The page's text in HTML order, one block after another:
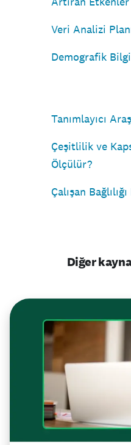
Veri Analizi
Demografik Bilgi
Tanımlayıcı
Çeşitlilik ve
Ölçülür?
Çalışan Bağlılığı
Diğer